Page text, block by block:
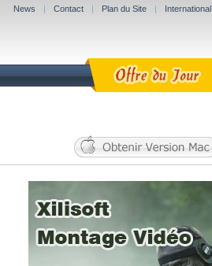
News | Contact | Plan du Site | International